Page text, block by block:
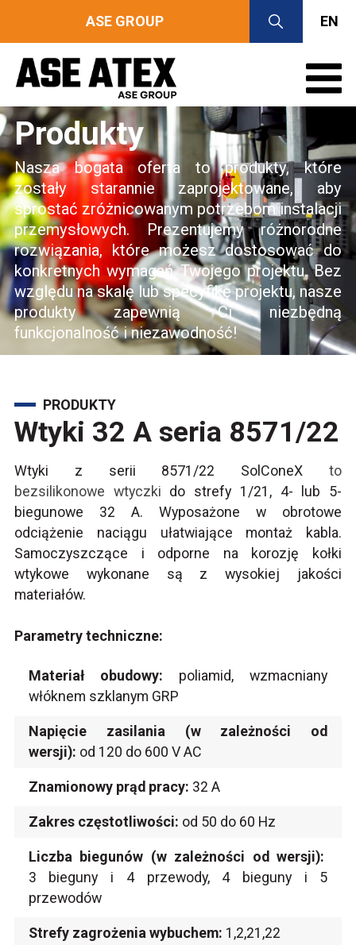
ASE GROUP EN
Produkty
Nasza bogata oferta to produkty, które
zostały starannie zaprojektowane, aby
sprostać zróżnicowanym potrzebom instalacji
przemysłowych. Prezentujemy różnorodne
rozwiązania, które możesz dostosować do
konkretnych wymagań Twojego projektu. Bez
względu na skalę lub specyfikę projektu, nasze
produkty zapewnią Ci niezbędną
funkcjonalność i niezawodność!
PRODUKTY
Wtyki 32 A seria 8571/22
Wtyki z serii 8571/22 SolConeXto
bezsilikonowe wtyczki do strefy 1/21, 4- lub 5-
biegunowe 32 A. Wyposażone w obrotowe
odciążenie naciągu ułatwiające montaż kabla.
Samoczyszczące i odporne na korozję kołki
wtykowe wykonane są z wysokiej jakości
materiałów.
Parametry techniczne:
Materiał obudowy: poliamid, wzmacniany
włóknem szklanym GRP
Napięcie zasilania (w zależności od
wersji): od 120 do 600 V AC
Znamionowy prąd pracy: 32 A
Zakres częstotliwości: od 50 do 60 Hz
Liczba biegunów (w zależności od wersji):
3 bieguny i 4 przewody, 4 bieguny i 5
przewodów
Strefy zagrożenia wybuchem: 1,2,21,22